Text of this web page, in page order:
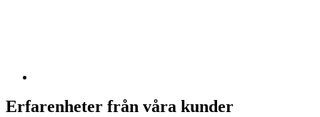
Erfarenheter från våra kunder